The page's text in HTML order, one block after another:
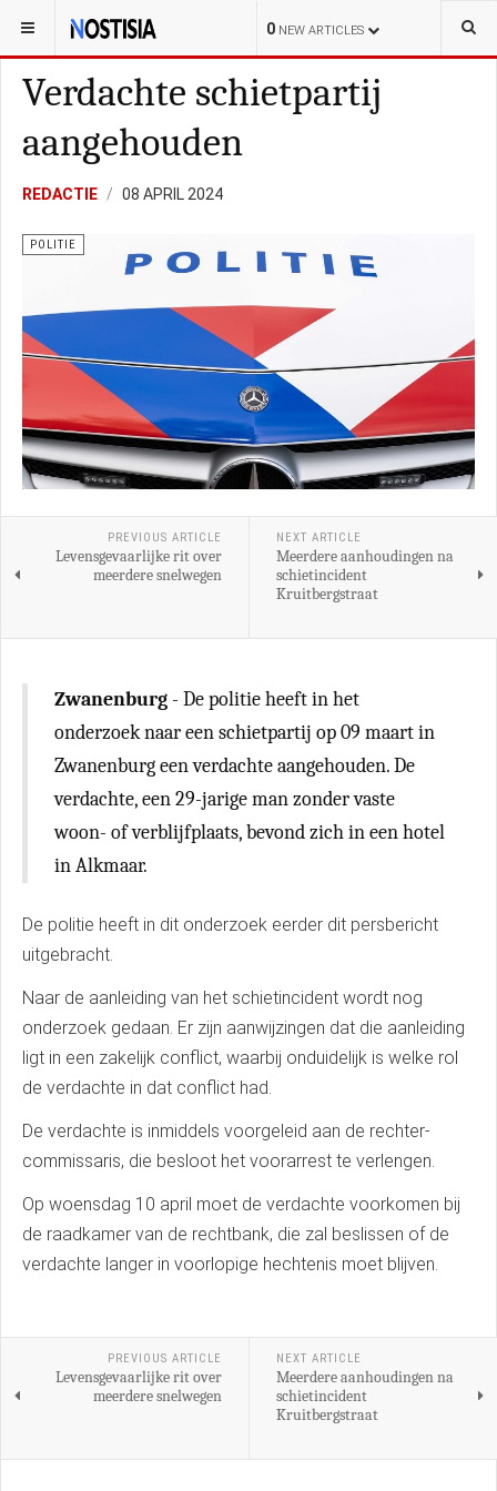
0 NEW ARTICLES
YOU ARE HERE: NEDERLAND POLITIE
Verdachte schietpartij
aangehouden
REDACTIE 08 APRIL 2024
POLITIE
PREVIOUS ARTICLE
Levensgevaarlijke rit over
meerdere snelwegen
NEXT ARTICLE
Meerdere aanhoudingen na
schietincident
Kruitbergstraat
Zwanenburg - De politie heeft in het
onderzoek naar een schietpartij op 09 maart in
Zwanenburg een verdachte aangehouden. De
verdachte, een 29-jarige man zonder vaste
woon- of verblijfplaats, bevond zich in een hotel
in Alkmaar.
De politie heeft in dit onderzoek eerder dit persbericht
uitgebracht.
Naar de aanleiding van het schietincident wordt nog
onderzoek gedaan. Er zijn aanwijzingen dat die aanleiding
ligt in een zakelijk conflict, waarbij onduidelijk is welke rol
de verdachte in dat conflict had.
De verdachte is inmiddels voorgeleid aan de rechter-
commissaris, die besloot het voorarrest te verlengen.
Op woensdag 10 april moet de verdachte voorkomen bij
de raadkamer van de rechtbank, die zal beslissen of de
verdachte langer in voorlopige hechtenis moet blijven.
PREVIOUS ARTICLE
Levensgevaarlijke rit over
meerdere snelwegen
NEXT ARTICLE
Meerdere aanhoudingen na
schietincident
Kruitbergstraat